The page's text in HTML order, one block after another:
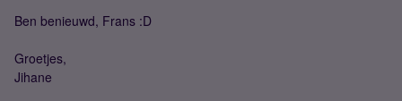
Ben benieuwd, Frans :D
Groetjes,
Jihane